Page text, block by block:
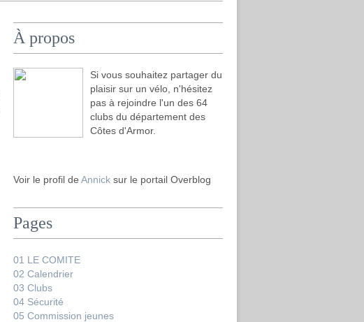
À propos
Si vous souhaitez partager du
plaisir sur un vélo, n'hésitez
pas à rejoindre l'un des 64
clubs du département des
Côtes d'Armor.
Voir le profil de Annick sur le portail Overblog
Pages
01 LE COMITE
02 Calendrier
03 Clubs
04 Sécurité
05 Commission jeunes